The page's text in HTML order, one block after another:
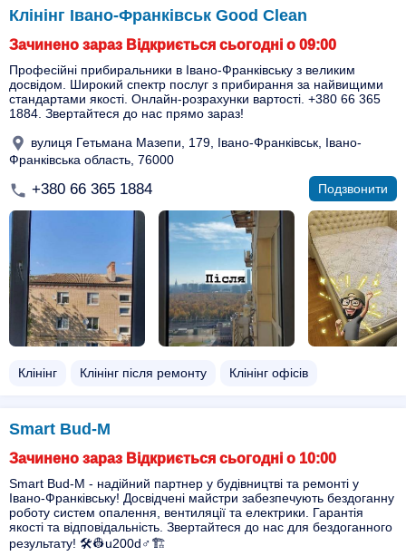
Клінінг Івано-Франківськ Good Clean
Зачинено зараз Відкриється сьогодні о 09:00
Професійні прибиральники в Івано-Франківську з великим
досвідом. Широкий спектр послуг з прибирання за найвищими
стандартами якості. Онлайн-розрахунки вартості. +380 66 365
1884. Звертайтеся до нас прямо зараз!
вулиця Гетьмана Мазепи, 179, Івано-Франківськ, Івано-
Франківська область, 76000
+380 66 365 1884 Подзвонити
Клінінг Клінінг після ремонту Клінінг офісів
Smart Bud-M
Зачинено зараз Відкриється сьогодні о 10:00
Smart Bud-M - надійний партнер у будівництві та ремонті у
Івано-Франківську! Досвідчені майстри забезпечують бездоганну
роботу систем опалення, вентиляції та електрики. Гарантія
якості та відповідальність. Звертайтеся до нас для бездоганного
результату! 🛠️👷u200d♂️🏗️